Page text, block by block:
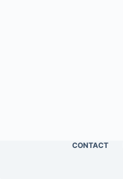
CONTACT